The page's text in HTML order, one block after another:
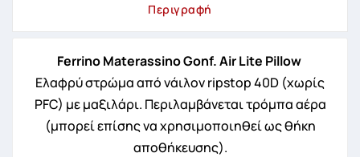
Περιγραφή
Ferrino Materassino Gonf. Air Lite Pillow
Ελαφρύ στρώμα από νάιλον ripstop 40D (χωρίς
PFC) με μαξιλάρι. Περιλαμβάνεται τρόμπα αέρα
(μπορεί επίσης να χρησιμοποιηθεί ως θήκη
αποθήκευσης).